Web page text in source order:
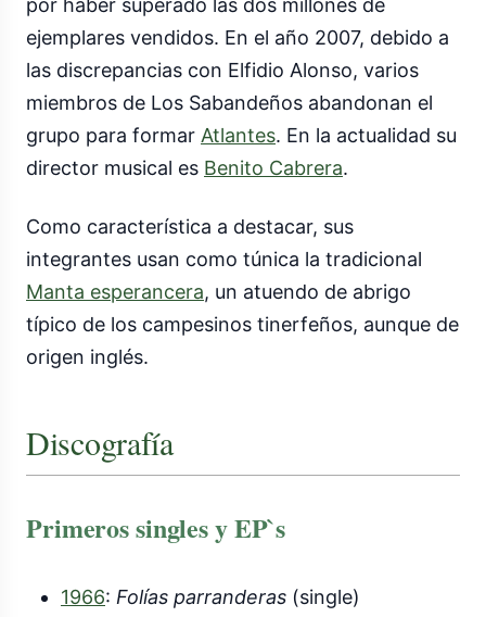
por haber superado las dos millones de
ejemplares vendidos. En el año 2007, debido a
las discrepancias con Elfidio Alonso, varios
miembros de Los Sabandeños abandonan el
grupo para formar Atlantes. En la actualidad su
director musical es Benito Cabrera.
Como característica a destacar, sus
integrantes usan como túnica la tradicional
Manta esperancera, un atuendo de abrigo
típico de los campesinos tinerfeños, aunque de
origen inglés.
Discografía
Primeros singles y EP`s
1966: Folías parranderas (single)